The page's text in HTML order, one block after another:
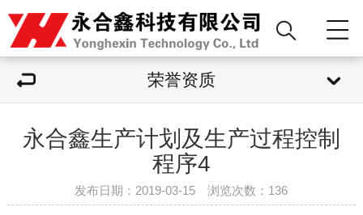
荣誉资质
永合鑫生产计划及生产过程控制
程序4
发布日期：2019-03-15 浏览次数： 136